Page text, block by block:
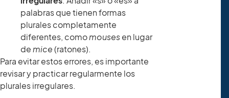
palabras que tienen formas
plurales completamente
diferentes, comomousesen lugar
demice(ratones).
Para evitar estos errores, es importante
revisar y practicar regularmente los
plurales irregulares.